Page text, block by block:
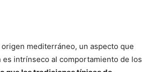
mediterráneo, un aspecto que
intrínseco al comportamiento de los